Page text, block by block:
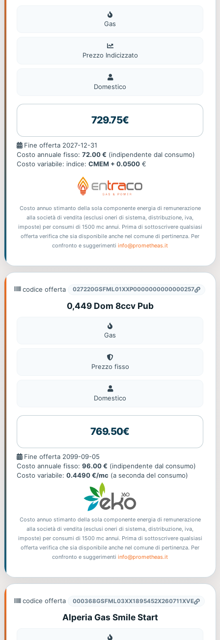
Gas
Gas
Prezzo Indicizzato
Domestico
Domestico
729.75€
Fine
offerta
Fine offerta 2027-12-31
Costo annuale fisso: 72.00 € (indipendente dal consumo)
Costo variabile: indice: CMEM + 0.0500 €
Costo annuo stimanto della sola componente energia di remunerazione
alla società di vendita (esclusi oneri di sistema, distribuzione, iva,
imposte) per consumi di 1500 mc annui. Prima di sottoscrivere qualsiasi
offerta verifica che sia disponibile anche nel comune di pertinenza. Per
confronto e suggerimenti info@prometheas.it
codice offerta 027220GSFML01XXP0000000000000257
0,449 Dom 8ccv Pub
Gas
Gas
Prezzo fisso
Domestico
Domestico
769.50€
Fine
offerta
Fine offerta 2099-09-05
Costo annuale fisso: 96.00 € (indipendente dal consumo)
Costo variabile: 0.4490 €/mc (a seconda del consumo)
Costo annuo stimanto della sola componente energia di remunerazione
alla società di vendita (esclusi oneri di sistema, distribuzione, iva,
imposte) per consumi di 1500 mc annui. Prima di sottoscrivere qualsiasi
offerta verifica che sia disponibile anche nel comune di pertinenza. Per
confronto e suggerimenti info@prometheas.it
codice offerta 000368GSFML03XX1895452X260711XVE
Alperia Gas Smile Start
Gas